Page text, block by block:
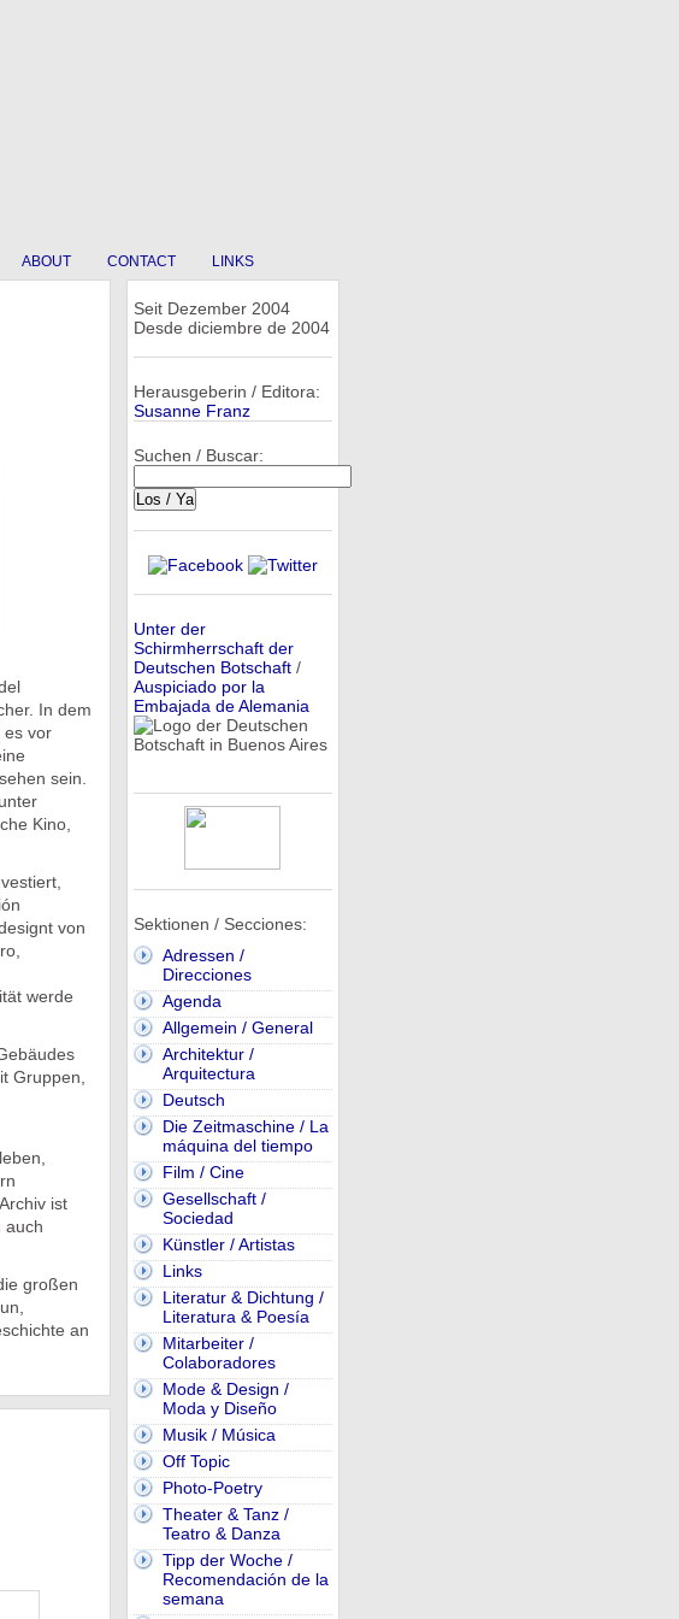
ABOUT CONTACT LINKS
In dem
es vor
sein.
Kino,
von
werde
Gruppen,
ist
auch
großen
an
Seit Dezember 2004
Desde diciembre de 2004
Herausgeberin / Editora:
Susanne Franz
Suchen / Buscar:
Unter der
Schirmherrschaft der
Deutschen Botschaft/
Auspiciado por la
Embajada de Alemania
Sektionen / Secciones:
Adressen /
Direcciones
Agenda
Allgemein / General
Architektur /
Arquitectura
Deutsch
Die Zeitmaschine / La
máquina del tiempo
Film / Cine
Gesellschaft /
Sociedad
Künstler / Artistas
Links
Literatur & Dichtung /
Literatura & Poesía
Mitarbeiter /
Colaboradores
Mode & Design /
Moda y Diseño
Musik / Música
Off Topic
Photo-Poetry
Theater & Tanz /
Teatro & Danza
Tipp der Woche /
Recomendación de la
semana